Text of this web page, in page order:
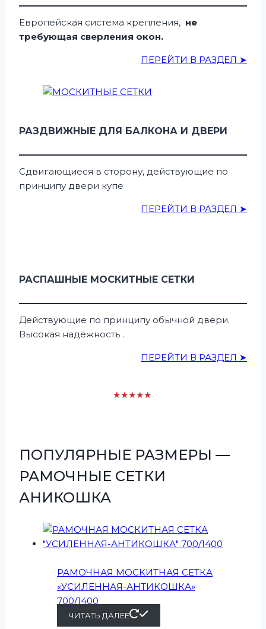
Европейская система крепления, не
требующая сверления окон.
ПЕРЕЙТИ В РАЗДЕЛ ➤
РАЗДВИЖНЫЕ ДЛЯ БАЛКОНА И ДВЕРИ
Сдвигающиеся в сторону, действующие по
принципу двери купе
ПЕРЕЙТИ В РАЗДЕЛ ➤
РАСПАШНЫЕ МОСКИТНЫЕ СЕТКИ
Действующие по принципу обычной двери.
Высокая надёжность .
ПЕРЕЙТИ В РАЗДЕЛ ➤
★★★★★
ПОПУЛЯРНЫЕ РАЗМЕРЫ —
РАМОЧНЫЕ СЕТКИ
АНИКОШКА
РАМОЧНАЯ МОСКИТНАЯ СЕТКА
«УСИЛЕННАЯ-АНТИКОШКА»
700/1400
ЧИТАТЬ ДАЛЕЕ